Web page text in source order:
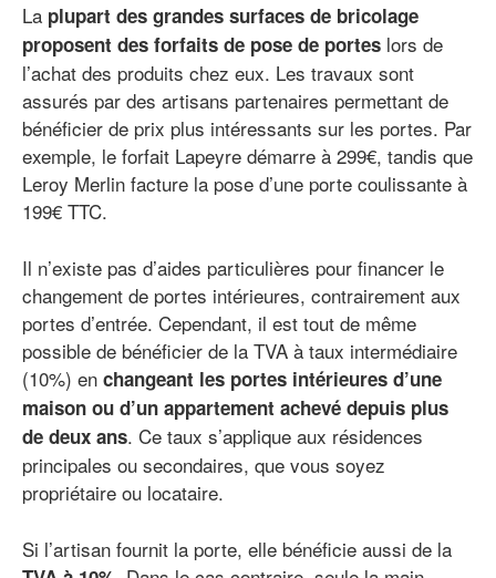
La plupart des grandes surfaces de bricolage
proposent des forfaits de pose de portes lors de
l’achat des produits chez eux. Les travaux sont
assurés par des artisans partenaires permettant de
bénéficier de prix plus intéressants sur les portes. Par
exemple, le forfait Lapeyre démarre à 299€, tandis que
Leroy Merlin facture la pose d’une porte coulissante à
199€ TTC.
Il n’existe pas d’aides particulières pour financer le
changement de portes intérieures, contrairement aux
portes d’entrée. Cependant, il est tout de même
possible de bénéficier de la TVA à taux intermédiaire
(10%) en changeant les portes intérieures d’une
maison ou d’un appartement achevé depuis plus
de deux ans. Ce taux s’applique aux résidences
principales ou secondaires, que vous soyez
propriétaire ou locataire.
Si l’artisan fournit la porte, elle bénéficie aussi de la